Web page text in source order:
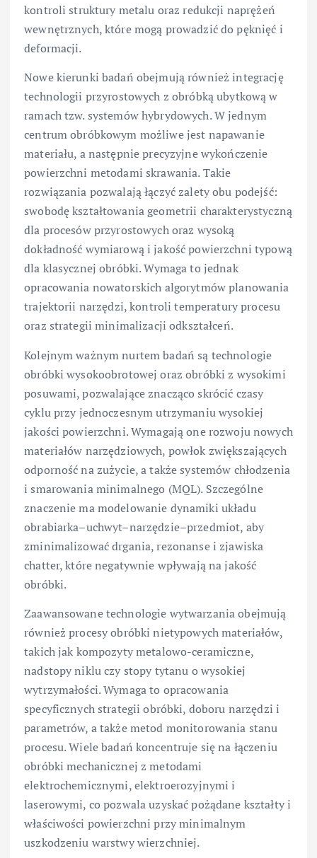
kontroli struktury metalu oraz redukcji naprężeń
wewnętrznych, które mogą prowadzić do pęknięć i
deformacji.
Nowe kierunki badań obejmują również integrację
technologii przyrostowych z obróbką ubytkową w
ramach tzw. systemów hybrydowych. W jednym
centrum obróbkowym możliwe jest napawanie
materiału, a następnie precyzyjne wykończenie
powierzchni metodami skrawania. Takie
rozwiązania pozwalają łączyć zalety obu podejść:
swobodę kształtowania geometrii charakterystyczną
dla procesów przyrostowych oraz wysoką
dokładność wymiarową i jakość powierzchni typową
dla klasycznej obróbki. Wymaga to jednak
opracowania nowatorskich algorytmów planowania
trajektorii narzędzi, kontroli temperatury procesu
oraz strategii minimalizacji odkształceń.
Kolejnym ważnym nurtem badań są technologie
obróbki wysokoobrotowej oraz obróbki z wysokimi
posuwami, pozwalające znacząco skrócić czasy
cyklu przy jednoczesnym utrzymaniu wysokiej
jakości powierzchni. Wymagają one rozwoju nowych
materiałów narzędziowych, powłok zwiększających
odporność na zużycie, a także systemów chłodzenia
i smarowania minimalnego (MQL). Szczególne
znaczenie ma modelowanie dynamiki układu
obrabiarka–uchwyt–narzędzie–przedmiot, aby
zminimalizować drgania, rezonanse i zjawiska
chatter, które negatywnie wpływają na jakość
obróbki.
Zaawansowane technologie wytwarzania obejmują
również procesy obróbki nietypowych materiałów,
takich jak kompozyty metalowo-ceramiczne,
nadstopy niklu czy stopy tytanu o wysokiej
wytrzymałości. Wymaga to opracowania
specyficznych strategii obróbki, doboru narzędzi i
parametrów, a także metod monitorowania stanu
procesu. Wiele badań koncentruje się na łączeniu
obróbki mechanicznej z metodami
elektrochemicznymi, elektroerozyjnymi i
laserowymi, co pozwala uzyskać pożądane kształty i
właściwości powierzchni przy minimalnym
uszkodzeniu warstwy wierzchniej.